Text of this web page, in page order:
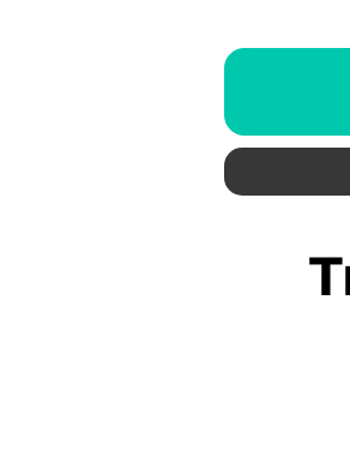
Trädfällning i Jönköping: